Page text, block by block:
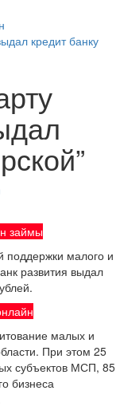
кредит банку
займы
малого и
развития выдал
малых и
При этом 25
субъектов МСП, 85
бизнеса